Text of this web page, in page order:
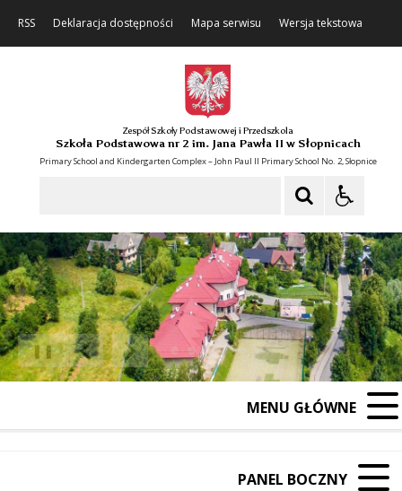
RSS Deklaracja dostępności Mapa serwisu Wersja tekstowa
Zespół Szkoły Podstawowej i Przedszkola
Szkoła Podstawowa nr 2 im. Jana Pawła II w Słopnicach
Primary School and Kindergarten Complex – John Paul II Primary School No. 2, Słopnice
Poprzedni Element
Następny Element
❚❚
MENU GŁÓWNE
PANEL BOCZNY